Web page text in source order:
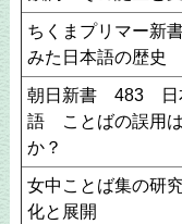
ちくまプリマー
みた日本語の歴史
朝日新書 483 日
語 ことばの誤用
か？
女中ことば集の研
化と展開